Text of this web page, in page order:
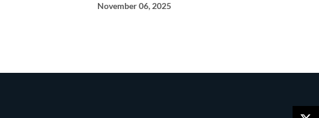
November 06, 2025